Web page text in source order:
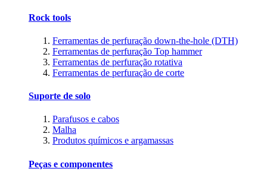
Rock tools
Ferramentas de perfuração down-the-hole (DTH)
Ferramentas de perfuração Top hammer
Ferramentas de perfuração rotativa
Ferramentas de perfuração de corte
Suporte de solo
Parafusos e cabos
Malha
Produtos químicos e argamassas
Peças e componentes